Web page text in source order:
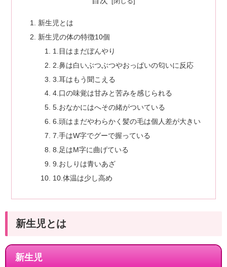
新生児とは
新生児の体の特徴10個
1.目はまだぼんやり
2.鼻は白いぶつぶつやおっぱいの匂いに反応
3.耳はもう聞こえる
4.口の味覚は甘みと苦みを感じられる
5.おなかにはへその緒がついている
6.頭はまだやわらかく髪の毛は個人差が大きい
7.手はW字でグーで握っている
8.足はM字に曲げている
9.おしりは青いあざ
10.体温は少し高め
新生児とは
新生児